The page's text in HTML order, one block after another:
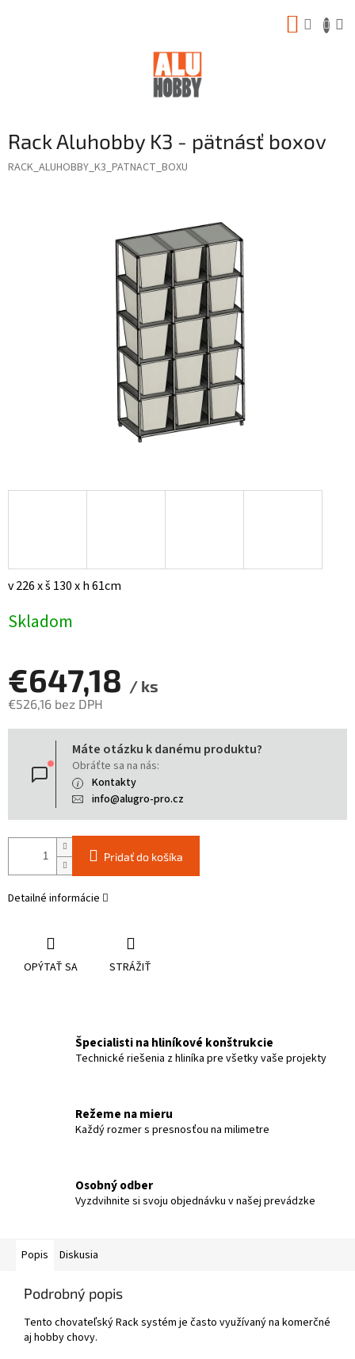
Rack Aluhobby K3 - pätnásť boxov
RACK_ALUHOBBY_K3_PATNACT_BOXU
v 226 x š 130 x h 61cm
Skladom
€647,18 / ks
€526,16 bez DPH
Jednotková
Máte otázku k danému produktu?
Obráťte sa na nás:
Kontakty
info@alugro-pro.cz
Pridať do košíka
Detailné informácie
OPÝTAŤ SA STRÁŽIŤ
Špecialisti na hliníkové konštrukcie
Technické riešenia z hliníka pre všetky vaše projekty
Režeme na mieru
Každý rozmer s presnosťou na milimetre
Osobný odber
Vyzdvihnite si svoju objednávku v našej prevádzke
Popis Diskusia
Podrobný popis
Tento chovateľský Rack systém je často využívaný na komerčné
aj hobby chovy.